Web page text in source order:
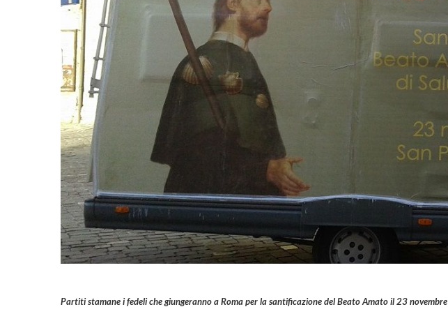
Partiti stamane i fedeli che giungeranno a Roma per la santificazione del Beato Amato il 23 novembre